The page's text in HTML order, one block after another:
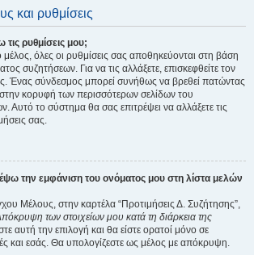
και ρυθμίσεις
ρυθμίσεις μου;
μέλος, όλες οι ρυθμίσεις σας αποθηκεύονται στη βάση
συζητήσεων. Για να τις αλλάξετε, επισκεφθείτε τον
Ένας σύνδεσμος μπορεί συνήθως να βρεθεί πατώντας
κορυφή των περισσότερων σελίδων του
Αυτό το σύστημα θα σας επιτρέψει να αλλάξετε τις
σας.
την εμφάνιση του ονόματος μου στη λίστα μελών
Μέλους, στην καρτέλα “Προτιμήσεις Δ. Συζήτησης”,
των στοιχείων μου κατά τη διάρκεια της
αυτή την επιλογή και θα είστε ορατοί μόνο σε
και εσάς. Θα υπολογίζεστε ως μέλος με απόκρυψη.